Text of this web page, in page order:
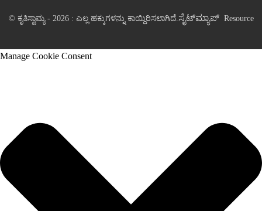
© ಕೃತಿಸ್ವಾಮ್ಯ - 2026 : ಎಲ್ಲ ಹಕ್ಕುಗಳನ್ನು ಕಾಯ್ದಿರಿಸಲಾಗಿದೆ. ಸೈಟ್‌ಮ್ಯಾಪ್ Resource
Manage Cookie Consent